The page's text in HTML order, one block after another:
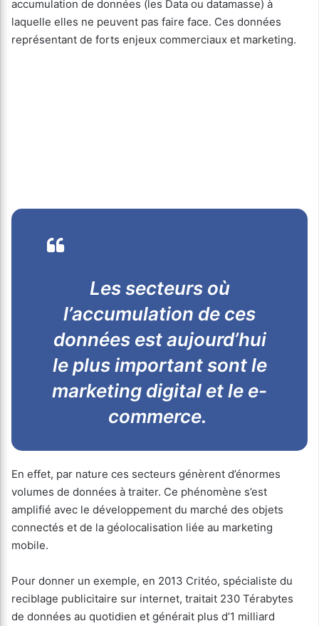
accumulation de données (les Data ou datamasse) à
laquelle elles ne peuvent pas faire face. Ces données
représentant de forts enjeux commerciaux et marketing.
Les secteurs où
l’accumulation de ces
données est aujourd’hui
le plus important sont le
marketing digital et le e-
commerce.
En effet, par nature ces secteurs génèrent d’énormes
volumes de données à traiter. Ce phénomène s’est
amplifié avec le développement du marché des objets
connectés et de la géolocalisation liée au marketing
mobile.
Pour donner un exemple, en 2013 Critéo, spécialiste du
reciblage publicitaire sur internet, traitait 230 Térabytes
de données au quotidien et générait plus d’1 milliard